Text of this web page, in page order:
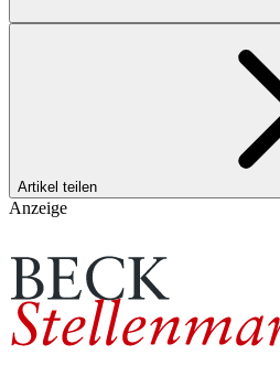
Artikel teilen
Anzeige